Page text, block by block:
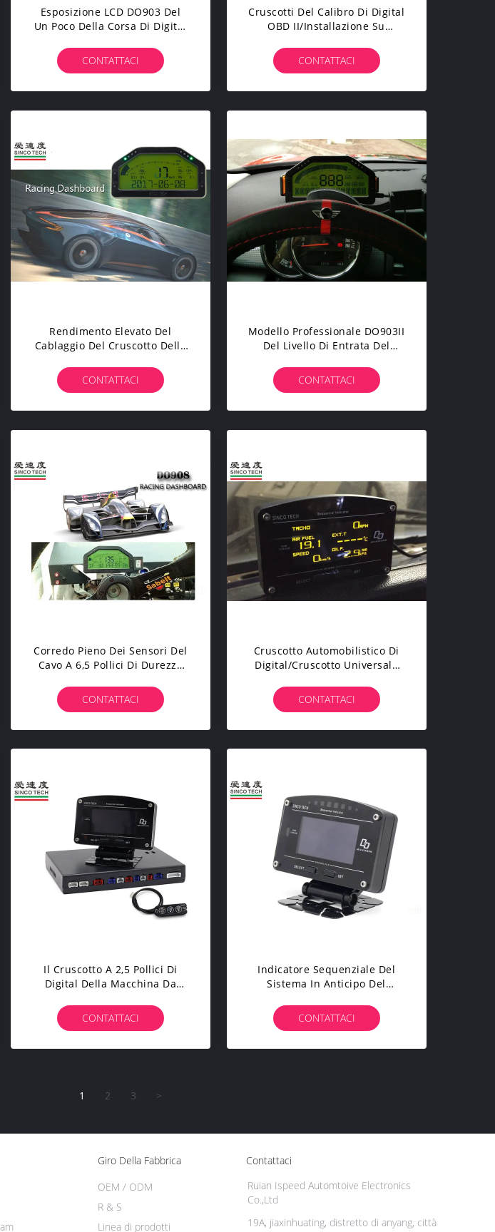
Esposizione LCD DO903 Del
Un Poco Della Corsa Di Digital
Della Macchina Da Corsa
OBD2
CONTATTACI
Cruscotti Del Calibro Di Digital
OBD II/installazione Su
Del Cruscotto Dell'automobile
CONTATTACI
Rendimento Elevato Del
Cablaggio Del Cruscotto Della
SINCOTECH Del Cavo Del
Corredo A 6,5 Pollici Del
CONTATTACI
Modello Professionale DO903II
Del Livello Di Entrata Del
Corsa Di Certificazione Del CE
CONTATTACI
Corredo Pieno Dei Sensori Del
Cavo A 6,5 Pollici Di Durezza
Da Corsa Di SINCO TECH
CONTATTACI
Cruscotto Automobilistico Di
Digital/cruscotto Universale
Multifunzionale Ad Un DO907
CONTATTACI
Il Cruscotto A 2,5 Pollici Di
Digital Della Macchina Da
Misura L'esposizione Di OLED
CONTATTACI
Indicatore Sequenziale Del
Sistema In Anticipo Del
Da Corsa Del Cavo Del
CONTATTACI
1 2 3 >
Giro Della Fabbrica
Linea di prodotti
OEM / ODM
R & S
Contattaci
Ruian Ispeed Automtoive Electronics
Co.,Ltd
19A, jiaxinhuating, distretto di anyang, città